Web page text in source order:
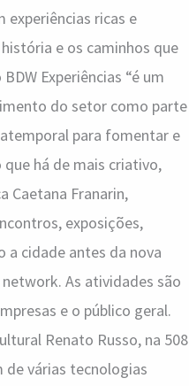
ricas e
e os caminhos que
Experiências “é um
do setor como parte
para fomentar e
há de mais criativo,
Caetana Franarin,
exposições,
a cidade antes da nova
As atividades são
e o público geral.
Renato Russo, na 508
de várias tecnologias